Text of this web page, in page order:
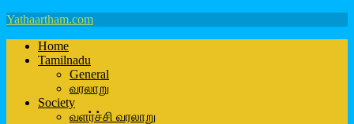
Yathaartham.com
Home
Tamilnadu
General
வரலாறு
Society
வளர்ச்சி வரலாறு